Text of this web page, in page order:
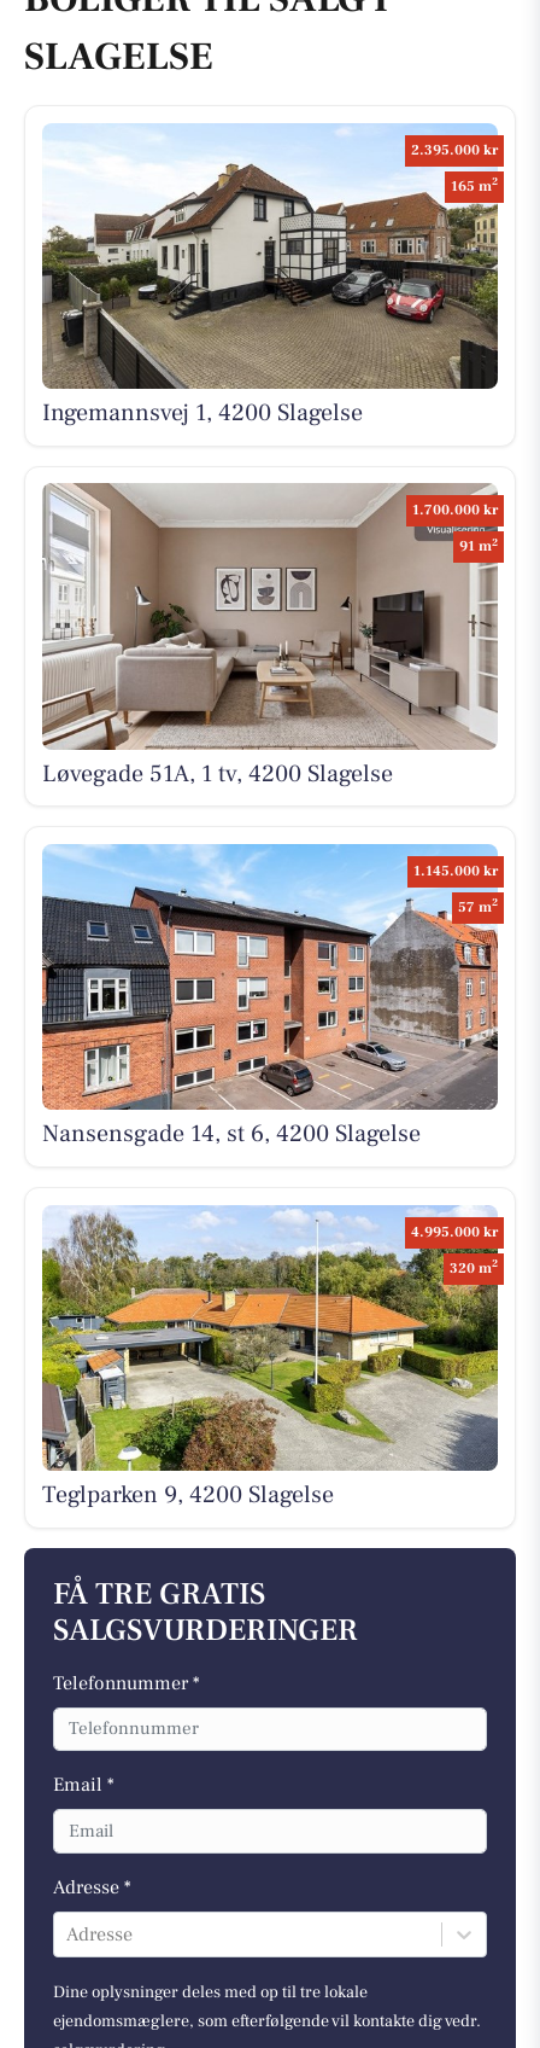
SLAGELSE
2.395.000 kr
165 m2
Ingemannsvej 1, 4200 Slagelse
1.700.000 kr
91 m2
Løvegade 51A, 1 tv, 4200 Slagelse
1.145.000 kr
57 m2
Nansensgade 14, st 6, 4200 Slagelse
4.995.000 kr
320 m2
Teglparken 9, 4200 Slagelse
FÅ TRE GRATIS
SALGSVURDERINGER
Telefonnummer *
Email *
Adresse *
Adresse
Dine oplysninger deles med op til tre lokale
ejendomsmæglere, som efterfølgende vil kontakte dig vedr.